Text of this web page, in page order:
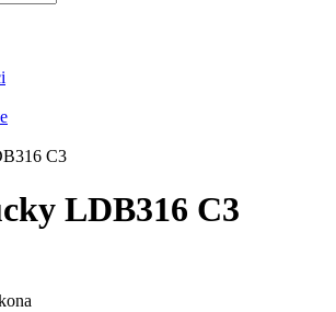
C3
LDB316 C3